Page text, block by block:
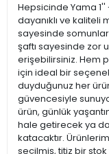
Hepsicinde Yama 1''
dayanıklı ve kaliteli
sayesinde
şaftı sayesinde zor
erişebilirsiniz. Hem
için ideal bir
duyduğunuz her
güvencesiyle
ürün, günlük
hale getirecek ya
katacaktır.
seçilmiş, titiz bir